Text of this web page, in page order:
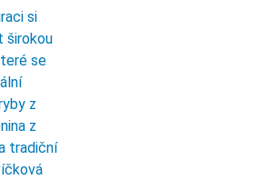
si
širokou
se
z
z
tradiční